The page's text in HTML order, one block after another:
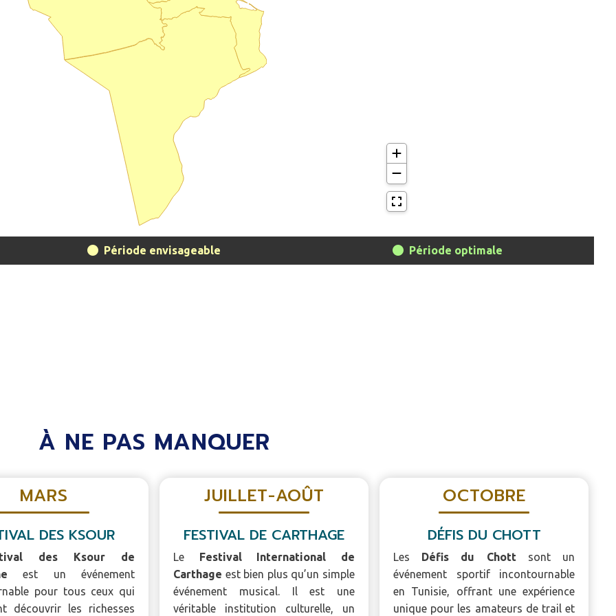
Période envisageable Période optimale
À NE PAS MANQUER
MARS
DES KSOUR
des Ksour de
est un événement
pour tous ceux qui
découvrir les richesses
JUILLET-AOÛT
FESTIVAL DE CARTHAGE
Le Festival International de
Carthage est bien plus qu’un simple
événement musical. Il est une
véritable institution culturelle, un
OCTOBRE
DÉFIS DU CHOTT
Les Défis du Chott sont un
événement sportif incontournable
en Tunisie, offrant une expérience
unique pour les amateurs de trail et